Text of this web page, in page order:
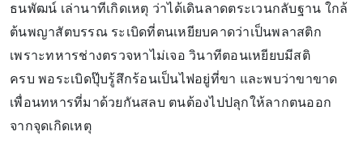
ธนพัฒน์ เล่านาทีเกิดเหตุ ว่าได้เดินลาดตระเวนกลับฐาน ใกล้
ต้นพญาสัตบรรณ ระเบิดที่ตนเหยียบคาดว่าเป็นพลาสติก
เพราะทหารช่างตรวจหาไม่เจอ วินาทีตอนเหยียบมีสติ
ครบ พอระเบิดปุ๊บรู้สึกร้อนเป็นไฟอยู่ที่ขา และพบว่าขาขาด
เพื่อนทหารที่มาด้วยกันสลบ ตนต้องไปปลุกให้ลากตนออก
จากจุดเกิดเหตุ